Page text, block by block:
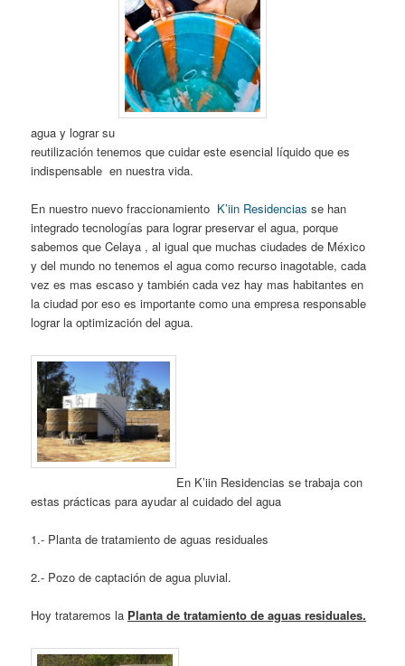
agua y lograr su
reutilización tenemos que cuidar este esencial líquido que es
indispensable en nuestra vida.
En nuestro nuevo fraccionamiento K’iin Residenciasse han
integrado tecnologías para lograr preservar el agua, porque
sabemos que Celaya , al igual que muchas ciudades de México
y del mundo no tenemos el agua como recurso inagotable, cada
vez es mas escaso y también cada vez hay mas habitantes en
la ciudad por eso es importante como una empresa responsable
lograr la optimización del agua.
En K’iin Residencias se trabaja con
estas prácticas para ayudar al cuidado del agua
1.- Planta de tratamiento de aguas residuales
2.- Pozo de captación de agua pluvial.
Hoy trataremos la Planta de tratamiento de aguas residuales.